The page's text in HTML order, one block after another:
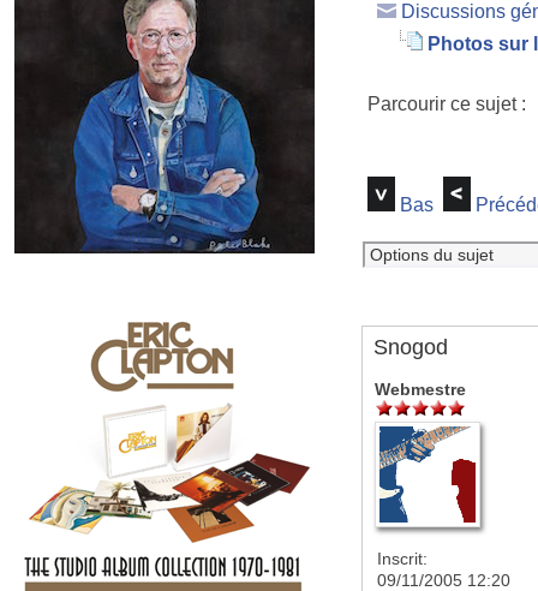
Discussions
Photos sur
Parcourir ce sujet
Bas
Snogod
Webmestre
Inscrit:
09/11/2005 12:20